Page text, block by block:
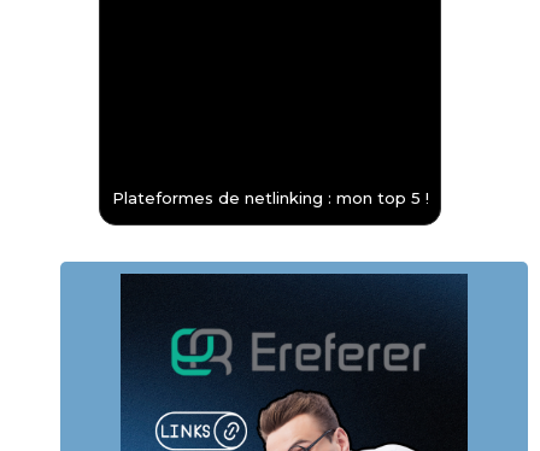
Plateformes de netlinking : mon top 5 !